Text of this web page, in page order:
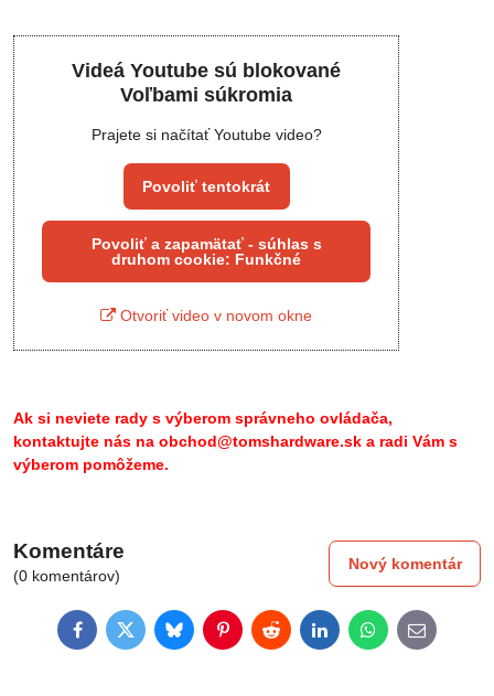
Videá Youtube sú blokované
Voľbami súkromia
Prajete si načítať Youtube video?
Povoliť tentokrát
Povoliť a zapamätať - súhlas s
druhom cookie: Funkčné
Otvoriť video v novom okne
Ak si neviete rady s výberom správneho ovládača,
kontaktujte nás na obchod@tomshardware.sk a radi Vám s
výberom pomôžeme.
Komentáre
(0 komentárov)
Nový komentár
FacebookTwitterBlueskyPinterestRedditLinkedInWhatsApp
E-
mail